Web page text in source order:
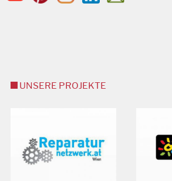
UNSERE PROJEKTE